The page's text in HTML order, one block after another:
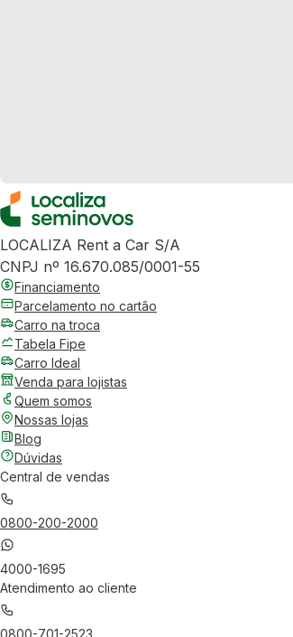
LOCALIZA Rent a Car S/A
CNPJ nº 16.670.085/0001-55
Financiamento
Parcelamento no cartão
Carro na troca
Tabela Fipe
Carro Ideal
Venda para lojistas
Quem somos
Nossas lojas
Blog
Dúvidas
Central de vendas
0800-200-2000
4000-1695
Atendimento ao cliente
0800-701-2523